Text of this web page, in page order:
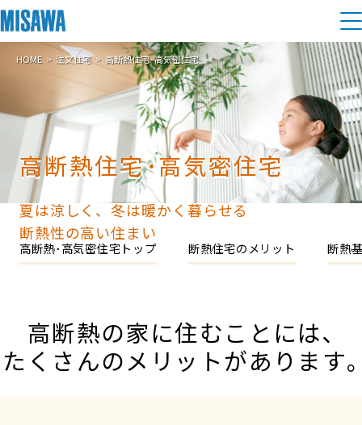
住まい
建てる [注文住宅]
商品ラインアップ
デザイン
テクノロジー（住まいの性能）
デザイナーズギャラリー
インテリア
土地活用
個人のお客さま
賃貸住宅
賃貸併用住宅
土地活用モデルルーム見学
土地活用実例
リフォーム
戸建て・マンション
リフォームメニュー
まちづくり
複合開発事業（ASMACI-アスマチ-）
再開発・官民連携事業
サポートメニュー
企業・IR情報
展示
HOME 注文住宅 高断熱住宅･高気密住宅
高断熱住宅･高気密住宅
夏は涼しく、冬は暖かく暮らせる
断熱性の高い住まい
高断熱･高気密住宅トップ 断熱住宅のメリット 断熱
高断熱の家に住むことには､
たくさんのメリットがあります｡